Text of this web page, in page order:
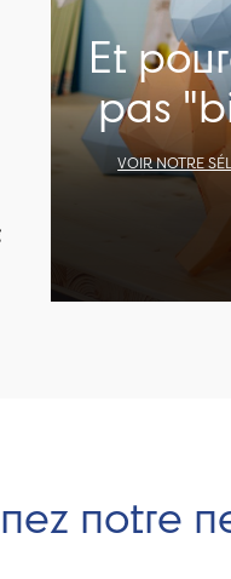
Et
pas
VOIR NOTRE
notre